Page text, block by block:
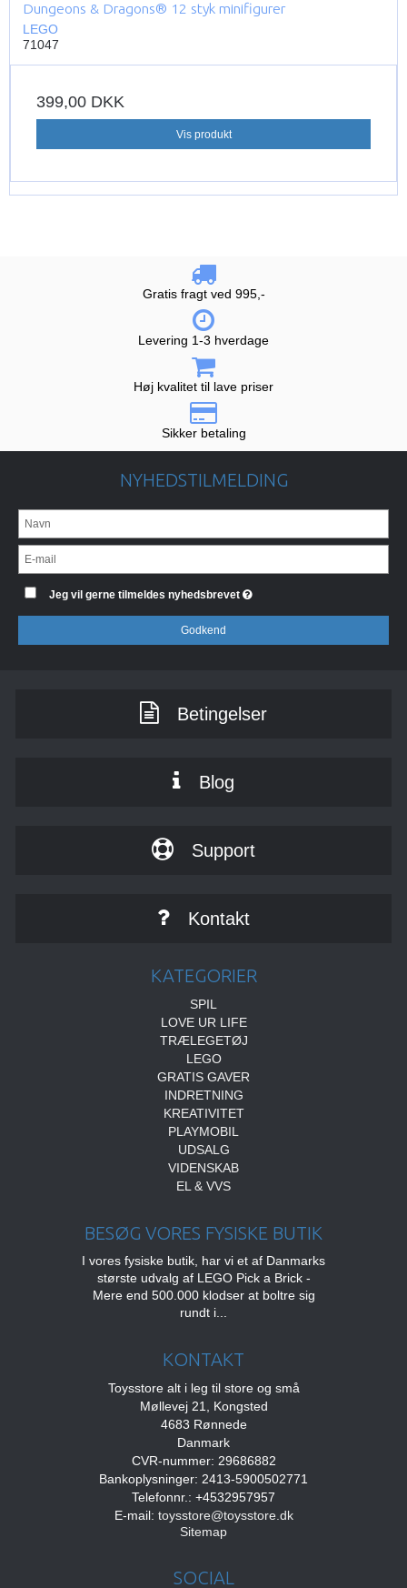
Dungeons & Dragons® 12 styk minifigurer
LEGO
71047
399,00 DKK
Vis produkt
Gratis fragt ved 995,-
Levering 1-3 hverdage
Høj kvalitet til lave priser
Sikker betaling
NYHEDSTILMELDING
Jeg vil gerne tilmeldes nyhedsbrevet
Godkend
Betingelser
Blog
Support
Kontakt
KATEGORIER
SPIL
LOVE UR LIFE
TRÆLEGETØJ
LEGO
GRATIS GAVER
INDRETNING
KREATIVITET
PLAYMOBIL
UDSALG
VIDENSKAB
EL & VVS
BESØG VORES FYSISKE BUTIK
I vores fysiske butik, har vi et af Danmarks
største udvalg af LEGO Pick a Brick -
Mere end 500.000 klodser at boltre sig
rundt i...
KONTAKT
Toysstore alt i leg til store og små
Møllevej 21, Kongsted
4683 Rønnede
Danmark
CVR-nummer: 29686882
Bankoplysninger: 2413-5900502771
Telefonnr.: +4532957957
E-mail: toysstore@toysstore.dk
Sitemap
SOCIAL